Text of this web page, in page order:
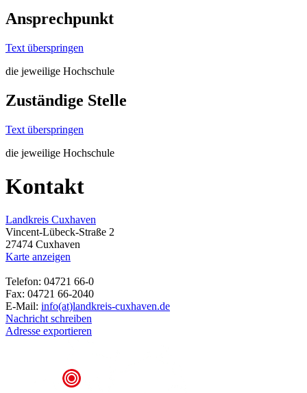
Ansprechpunkt
Text überspringen
die jeweilige Hochschule
Zuständige Stelle
Text überspringen
die jeweilige Hochschule
Kontakt
Landkreis Cuxhaven
Vincent-Lübeck-Straße 2
27474 Cuxhaven
Karte anzeigen
Telefon: 04721 66-0
Fax: 04721 66-2040
E-Mail: info(at)landkreis-cuxhaven.de
Nachricht schreiben
Adresse exportieren